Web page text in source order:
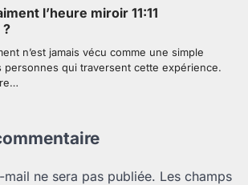
l’heure miroir 11:11
n’est jamais vécu comme une simple
personnes qui traversent cette expérience.
ne sera pas publiée. Les champs